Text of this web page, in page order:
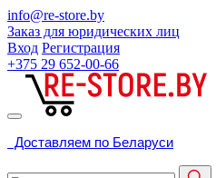
info@re-store.by
Заказ для юридических лиц
Вход Регистрация
+375 29 652-00-66
Доставляем по Беларуси